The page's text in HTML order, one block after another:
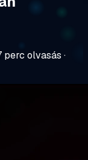
perc olvasás ·